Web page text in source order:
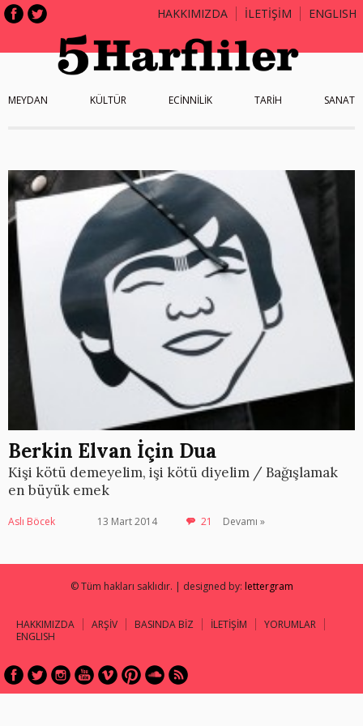
HAKKIMIZDA İLETİŞİM ENGLISH
MEYDAN KÜLTÜR ECİNNİLİK TARİH SANAT
Berkin Elvan İçin Dua
Kişi kötü demeyelim, işi kötü diyelim / Bağışlamak
en büyük emek
Aslı Böcek 13 Mart 2014 21 Devamı »
© Tüm hakları saklıdır. | designed by: lettergram
HAKKIMIZDA ARŞİV BASINDA BİZ İLETİŞİM
YORUMLAR
ENGLISH